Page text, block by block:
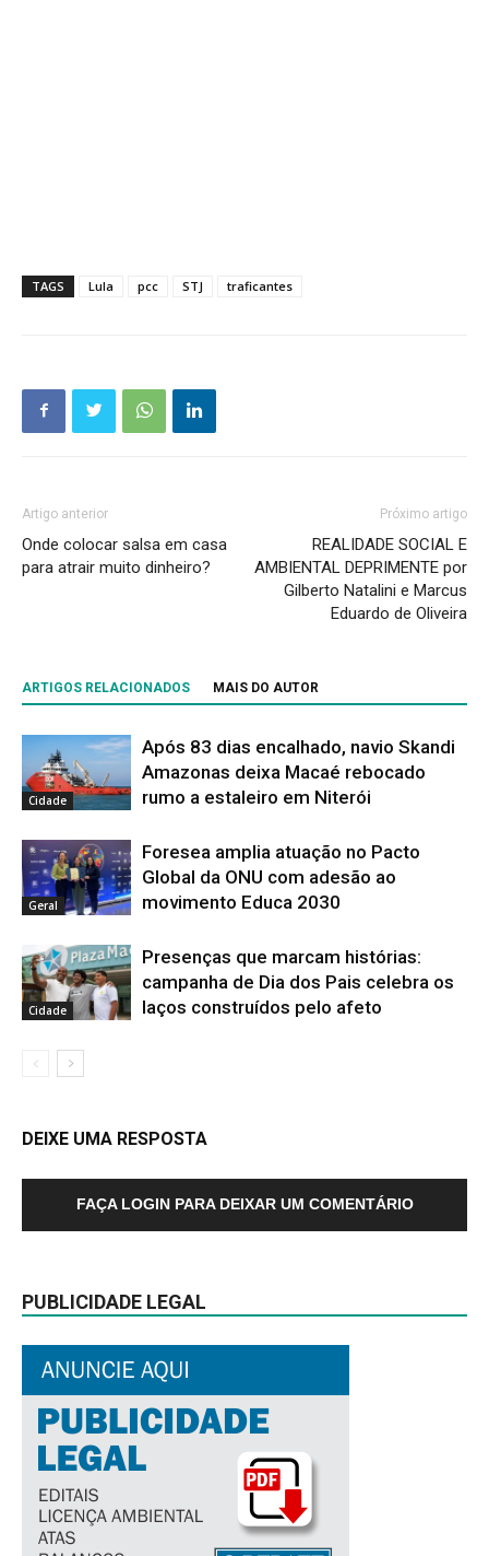
TAGS Lula pcc STJ traficantes
Artigo anterior
Onde colocar salsa em casa
para atrair muito dinheiro?
Próximo artigo
REALIDADE SOCIAL E
AMBIENTAL DEPRIMENTE por
Gilberto Natalini e Marcus
Eduardo de Oliveira
ARTIGOS RELACIONADOS MAIS DO AUTOR
Cidade
Após 83 dias encalhado, navio Skandi
Amazonas deixa Macaé rebocado
rumo a estaleiro em Niterói
Geral
Foresea amplia atuação no Pacto
Global da ONU com adesão ao
movimento Educa 2030
Cidade
Presenças que marcam histórias:
campanha de Dia dos Pais celebra os
laços construídos pelo afeto
DEIXE UMA RESPOSTA
FAÇA LOGIN PARA DEIXAR UM COMENTÁRIO
PUBLICIDADE LEGAL